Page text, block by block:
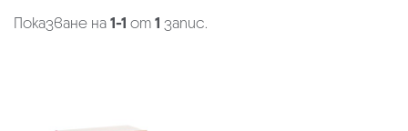
Показване на1-1 от1 запис.